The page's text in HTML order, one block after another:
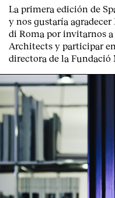
La primera edición de
y nos gustaría
di Roma por invitarnos
Architects y participar
directora de la Fundació